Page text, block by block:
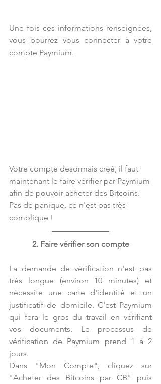
Une fois ces informations renseignées,
vous pourrez vous connecter à votre
compte Paymium.
Votre compte désormais créé, il faut
maintenant le faire vérifier par Paymium
afin de pouvoir acheter des Bitcoins.
Pas de panique, ce n'est pas très
compliqué !
2. Faire vérifier son compte
La demande de vérification n'est pas
très longue (environ 10 minutes) et
nécessite une carte d'identité et un
justificatif de domicile. C'est Paymium
qui fera le gros du travail en vérifiant
vos documents. Le processus de
vérification de Paymium prend 1 à 2
jours.
Dans "Mon Compte", cliquez sur
"Acheter des Bitcoins par CB" puis